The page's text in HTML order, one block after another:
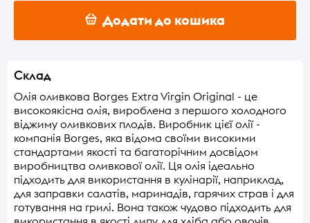
Додати до кошика
Склад
Олія оливкова Borges Extra Virgin Original - це
високоякісна олія, вироблена з першого холодного
віджиму оливкових плодів. Виробник цієї олії -
компанія Borges, яка відома своїми високими
стандартами якості та багаторічним досвідом
виробництва оливкової олії. Ця олія ідеально
підходить для використання в кулінарії, наприклад,
для заправки салатів, маринадів, гарячих страв і для
готування на грилі. Вона також чудово підходить для